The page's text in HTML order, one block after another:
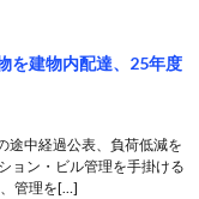
を建物内配達、25年度
途中経過公表、負荷低減を
ョン・ビル管理を手掛ける
管理を[…]